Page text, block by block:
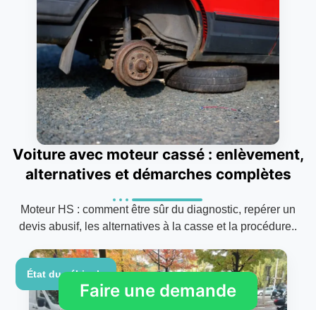
Voiture avec moteur cassé : enlèvement,
alternatives et démarches complètes
Moteur HS : comment être sûr du diagnostic, repérer un
devis abusif, les alternatives à la casse et la procédure..
État du véhicule
Faire une demande